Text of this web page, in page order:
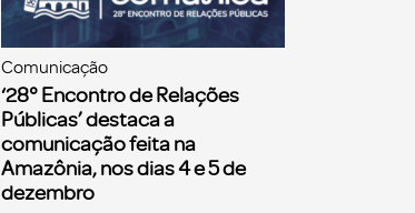
Comunicação
‘28° Encontro de Relações
Públicas’ destaca a
comunicação feita na
Amazônia, nos dias 4 e 5 de
dezembro